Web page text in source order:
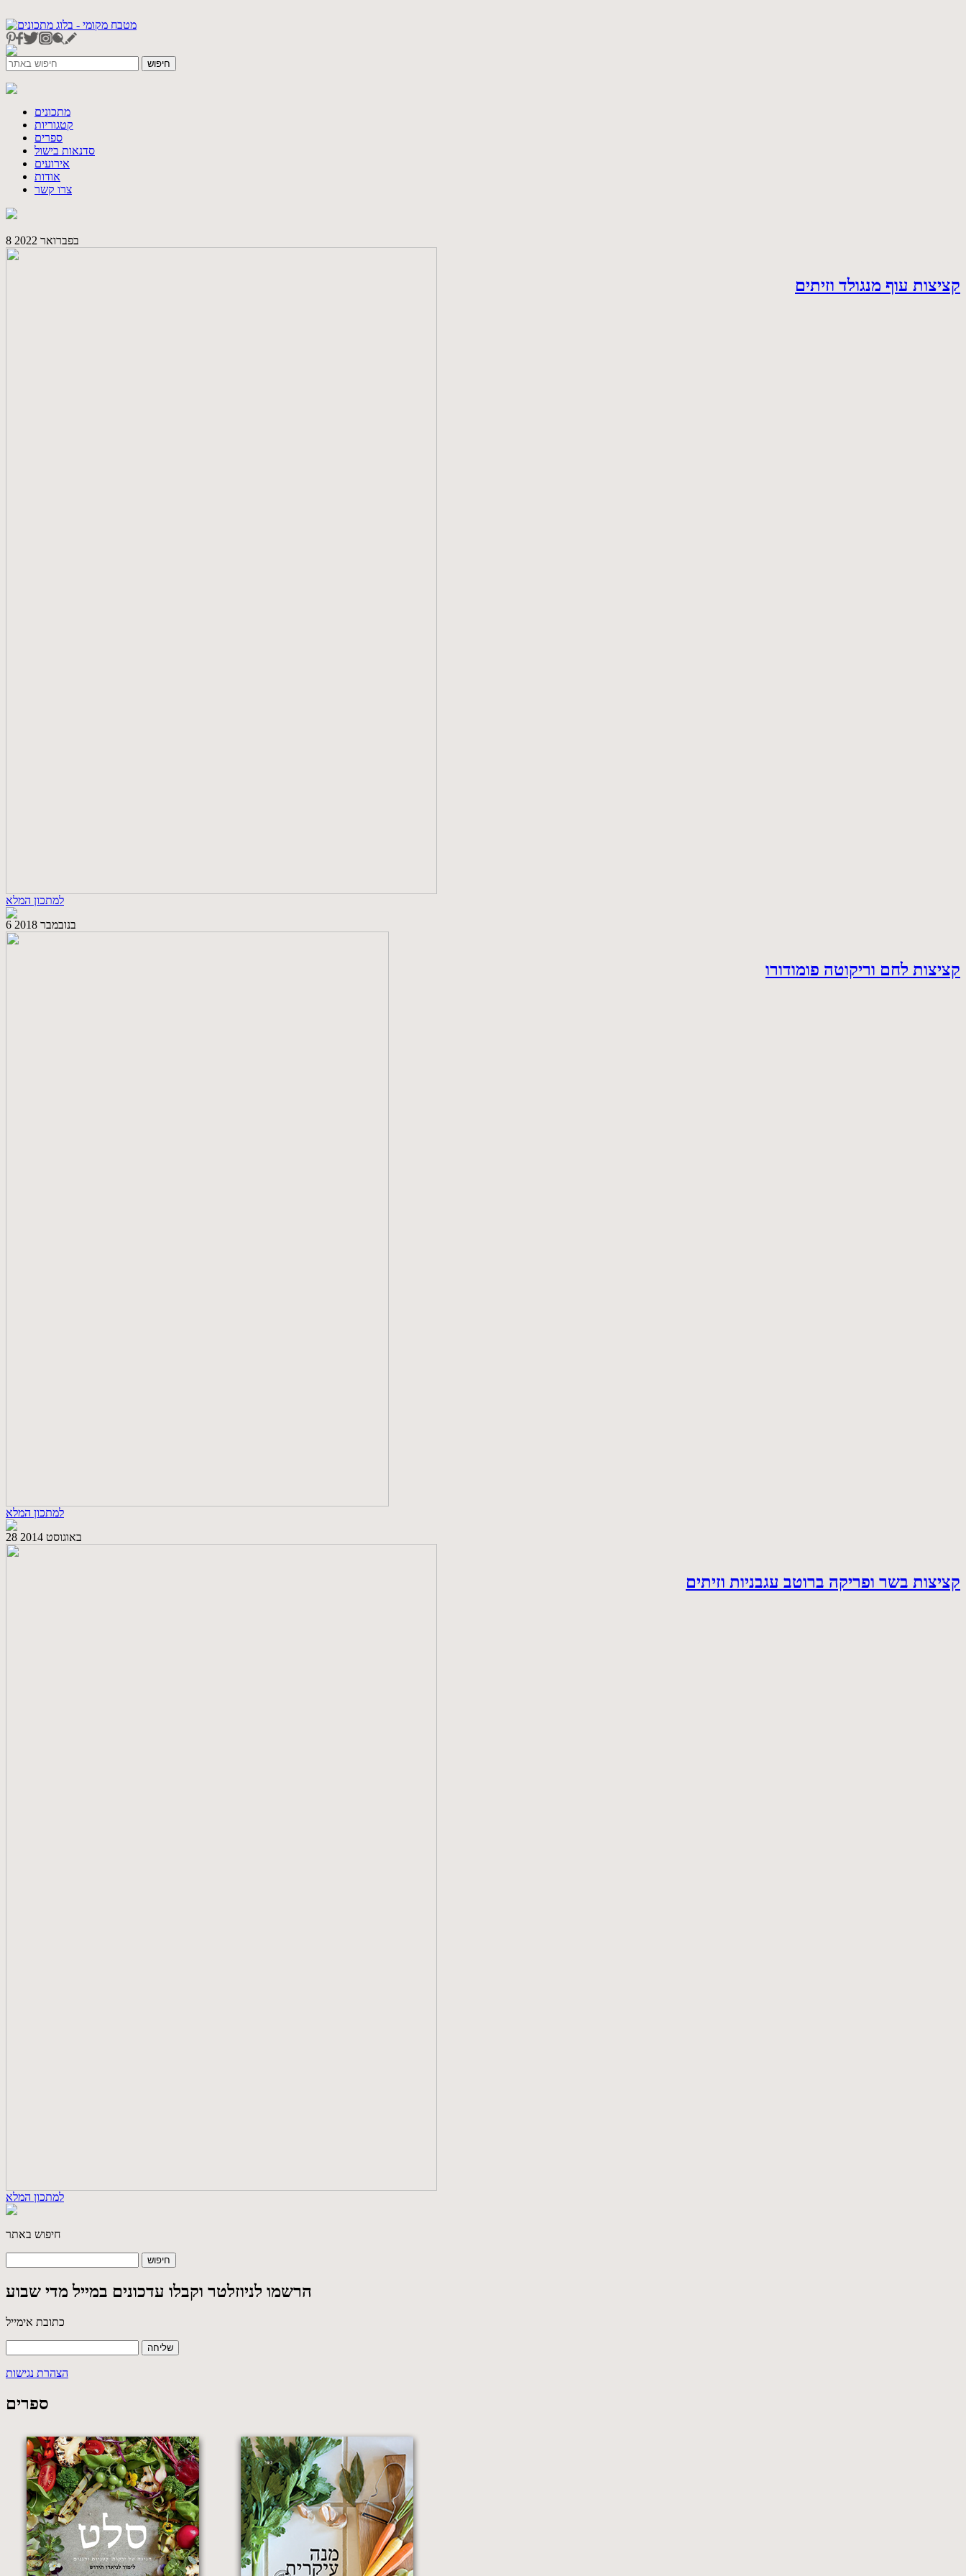
מתכונים
קטגוריות
ספרים
סדנאות בישול
אירועים
אודות
צרו קשר
8 בפברואר 2022
קציצות עוף מנגולד וזיתים
למתכון המלא
6 בנובמבר 2018
קציצות לחם וריקוטה פומודורו
למתכון המלא
28 באוגוסט 2014
קציצות בשר ופריקה ברוטב עגבניות וזיתים
למתכון המלא
חיפוש באתר
הרשמו לניוזלטר וקבלו עדכונים במייל מדי שבוע
כתובת אימייל
הצהרת נגישות
ספרים